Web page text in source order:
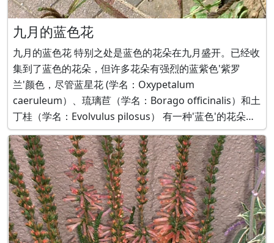
九月的蓝色花
九月的蓝色花 特别之处是蓝色的花朵在九月盛开。已经收
集到了蓝色的花朵，但许多花朵有强烈的蓝紫色'紫罗
兰'颜色，尽管蓝星花 (学名：Oxypetalum
caeruleum）、琉璃苣（学名：Borago officinalis）和土
丁桂（学名：Evolvulus pilosus） 有一种'蓝色'的花朵感
觉。